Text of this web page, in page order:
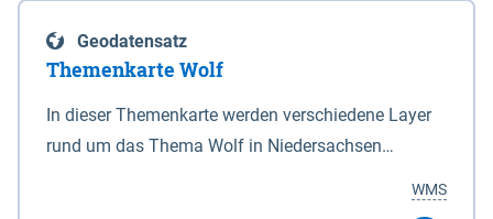
enthalten. Sperrwerke Sperrwerke sind Bauwerke
mit Sperrvorrichtungen in Tidegewässern, die dem
Schutz eines Gebietes vor erhöhten Tiden, vor allem
vor Sturmfluten, zu dienen bestimmt sind (§2 Abs.3
Eigenschaft eines Sperrwerkes durch Widmung, die
Geodatensatz
Themenkarte Wolf
In dieser Themenkarte werden verschiedene Layer
rund um das Thema Wolf in Niedersachsen
sowie Status der bestehenden Wolfsterritorien im
WMS